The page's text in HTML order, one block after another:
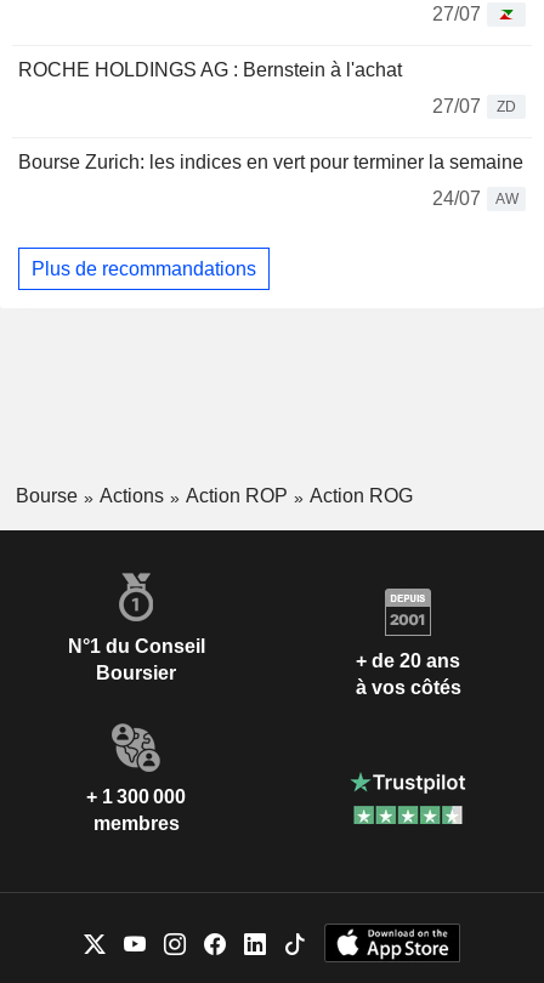
27/07
ROCHE HOLDINGS AG : Bernstein à l'achat
27/07
ZD
Bourse Zurich: les indices en vert pour terminer la semaine
24/07
AW
Plus de recommandations
Bourse Actions Action ROP Action ROG
N°1 du Conseil
Boursier
+ de 20 ans
à vos côtés
+ 1 300 000
membres